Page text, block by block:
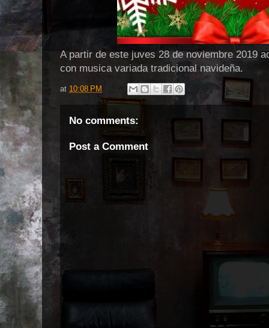
A partir de este juves 28 de noviembre 2019
con musica variada tradicional navideña.
at 10:08 PM
No comments:
Post a Comment